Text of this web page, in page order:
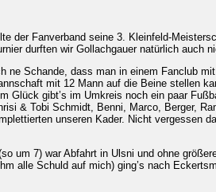
der Fanverband seine 3. Kleinfeld-
durften wir Gollachgauer natürlich auch
ne Schande, dass man in einem Fanclub
mit 12 Mann auf die Beine stellen
Glück gibt’s im Umkreis noch ein paar
& Tobi Schmidt, Benni, Marco, Berger,
unseren Kader. Nicht vergessen
um 7) war Abfahrt in Ulsni und ohne
alle Schuld auf mich) ging’s nach